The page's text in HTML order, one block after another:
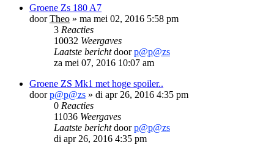
Groene Zs 180 A7
doorTheo » ma mei 02, 2016 5:58 pm
3 Reacties
10032 Weergaves
Laatste berichtdoorp@p@zs
za mei 07, 2016 10:07 am
Groene ZS Mk1 met hoge spoiler..
doorp@p@zs » di apr 26, 2016 4:35 pm
0 Reacties
11036 Weergaves
Laatste berichtdoorp@p@zs
di apr 26, 2016 4:35 pm